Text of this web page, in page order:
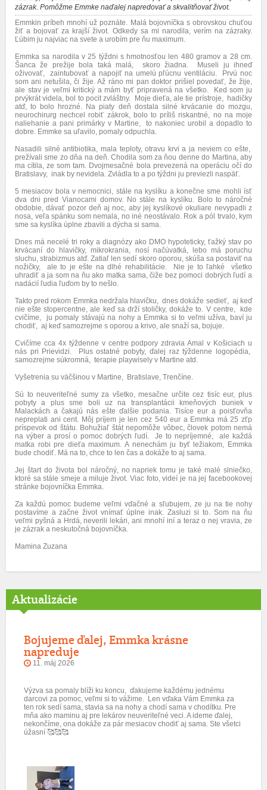
zázrak. Pomôžme Emmke naďalej napredovať a skvalitňovať život.
Emmkin príbeh mnohí už poznáte. Malá bojovníčka s obrovskou chuťou
žiť a bojovať za krajší život. Odkedy sa mi narodila, verím na zázraky.
Ľúbim ju najviac na svete a urobím pre ňu maximum.
Emmka sa narodila v 25 týždni s hmotnosťou len 480 gramov a 28 cm.
Šanca že prežije bola taká malá, skoro žiadna. Museli ju ihneď
oživovať, zaintubovať a napojiť na umelú pľúcnu ventiláciu. Prvú noc
som ani netušila, či žije. Až ráno mi pan doktor prišiel povedať, že žije,
ale stav je veľmi kritický a mám byť pripravená na všetko. Ked som ju
prvýkrát videla, bol to pocit zvláštny. Moje dieťa, ale tie prístroje, hadičky
atď, to bolo hrozné. Na piaty deň dostala silné krvácanie do mozgu,
neurochirurg nechcel robiť zákrok, bolo to príliš riskantné, no na moje
naliehanie a pani primárky v Martine, to nakoniec urobil a dopadlo to
dobre. Emmke sa uľavilo, pomaly odpuchla.
Nasadili silné antibiotika, mala teploty, otravu krvi a ja neviem co ešte,
prežívali sme zo dňa na deň. Chodila som za ňou denne do Martina, aby
ma cítila, ze som tam. Dvojmesačné bola prevezená na operáciu očí do
Bratislavy, inak by nevidela. Zvládla to a po týždni ju previezli naspäť.
5 mesiacov bola v nemocnici, stále na kyslíku a konečne sme mohli ísť
dva dni pred Vianocami domov. No stále na kyslíku. Bolo to náročné
obdobie, dávať pozor deň aj noc, aby jej kyslíkové okuliare nevypadli z
nosa, veľa spánku som nemala, no iné neostávalo. Rok a pól trvalo, kym
sme sa kyslíka úplne zbavili a dýcha si sama.
Dnes má necelé tri roky a diagnózy ako DMO hypoteticky, ťažký stav po
krvácaní do hlavičky, mikrokrania, nosí načúvatká, lebo má poruchu
sluchu, strabizmus atď. Zatiaľ len sedí skoro oporou, skúša sa postaviť na
nožičky, ale to je ešte na dlhé rehabilitácie. Nie je to ľahké všetko
uhradiť a ja som na ňu ako matka sama, čiže bez pomoci dobrých ľudí a
nadácií ľudia ľuďom by to nešlo.
Takto pred rokom Emmka nedržala hlavičku, dnes dokáže sedieť, aj keď
nie ešte stopercentne, ale keď sa drží stoličky, dokáže to. V centre, kde
cvičíme, ju pomaly stávajú na nohy a Emmka si to veľmi užíva, baví ju
chodiť, aj keď samozrejme s oporou a krivo, ale snaží sa, bojuje.
Cvičíme cca 4x týždenne v centre podpory zdravia Amal v Košiciach u
nás pri Prievidzi. Plus ostatné pobyty, ďalej raz týždenne logopédia,
samozrejme súkromná, terapie playwisely v Martine atd.
Vyšetrenia su väčšinou v Martine, Bratislave, Trenčíne.
Sú to neuveriteľné sumy za všetko, mesačne určite cez tisíc eur, plus
pobyty a plus sme boli uz na transplantácii kmeňových buniek v
Malackách a čakajú nás ešte ďalšie podania. Tisíce eur a poisťovňa
nepreplati ani cent. Môj príjem je len cez 540 eur a Emmka má 25 zťp
príspevok od štátu. Bohužiaľ štát nepomôže vôbec, človek potom nemá
na výber a prosí o pomoc dobrých ľudí. Je to nepríjemné, ale každá
matka robi pre dieťa maximum. A nenechám ju byť ležiakom, Emmka
bude chodiť. Má na to, chce to len čas a dokáže to aj sama.
Jej štart do života bol náročný, no napriek tomu je také malé slniečko,
ktoré sa stále smeje a miluje život. Viac foto, videí je na jej facebookovej
stránke bojovníčka Emmka.
Za každú pomoc budeme veľmi vďačné a sľubujem, ze ju na tie nohy
postavíme a začne život vnímať úplne inak. Zasluzi si to. Som na ňu
veľmi pyšná a Hrdá, neverili lekári, ani mnohí iní a teraz o nej vravia, ze
je zázrak a neskutočná bojovníčka.
Mamina Zuzana
Aktualizácie
Bojujeme ďalej, Emmka krásne
napreduje
11. máj 2026
Výzva sa pomaly blíži ku koncu, ďakujeme každému jednému
darcovi za pomoc, veľmi si to vážime. Len vďaka Vám Emmka za
ten rok sedí sama, stavia sa na nohy a chodí sama v chodítku. Pre
mňa ako maminu aj pre lekárov neuveriteľné veci. A ideme ďalej,
nekončíme, ona dokáže za pár mesiacov chodiť aj sama. Ste všetci
úžasní 🥰🥰🥰